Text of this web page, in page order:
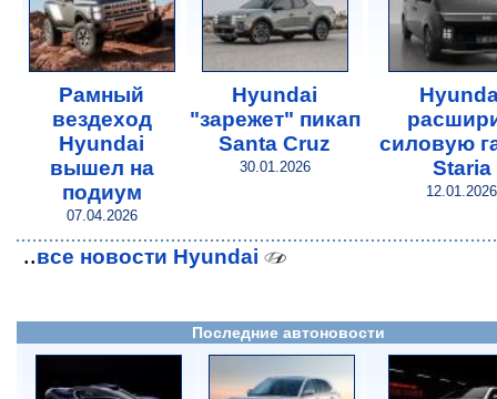
Рамный
вездеход
Hyundai
вышел на
подиум
07.04.2026
Hyundai
"зарежет" пикап
Santa Cruz
30.01.2026
силовую
Staria
12.01.2026
..все новости Hyundai
Последние автоновости